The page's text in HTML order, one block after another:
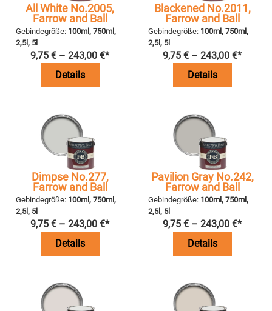
All White No.2005,
Farrow and Ball
Gebindegröße: 100ml, 750ml,
2,5l, 5l
9,75 € – 243,00 €*
Details
Blackened No.2011,
Farrow and Ball
Gebindegröße: 100ml, 750ml,
2,5l, 5l
9,75 € – 243,00 €*
Details
Dimpse No.277,
Farrow and Ball
Gebindegröße: 100ml, 750ml,
2,5l, 5l
9,75 € – 243,00 €*
Details
Pavilion Gray No.242,
Farrow and Ball
Gebindegröße: 100ml, 750ml,
2,5l, 5l
9,75 € – 243,00 €*
Details